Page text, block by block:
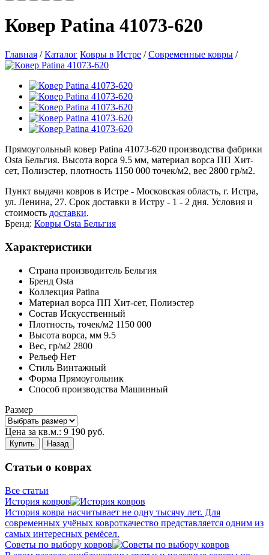
Ковер Patina 41073-620
Главная / Каталог Ковры в Истре / Современные ковры /
Прямоугольный ковер Patina 41073-620 производства фабрики
Osta Бельгия. Высота ворса 9.5 мм, материал ворса ПП Хит-
сет, Полиэстер, плотность 1150 000 точек/м2, вес 2800 гр/м2.
Пункт выдачи ковров в Истре - Московская область, г. Истра,
ул. Ленина, 27. Срок доставки в Истру - 1 - 2 дня. Условия и
стоимость доставки.
Бренд: Ковры Osta Бельгия
Характеристики
Страна производитель Бельгия
Бренд Osta
Коллекция Patina
Материал ворса ПП Хит-сет, Полиэстер
Состав Искусственный
Плотность, точек/м2 1150 000
Высота ворса, мм 9.5
Вес, гр/м2 2800
Рельеф Нет
Стиль Винтажный
Форма Прямоугольник
Способ производства Машинный
Размер
Цена за кв.м.: 9 190 руб.
Купить Назад
Статьи о коврах
Все статьи
История ковров
История ковра насчитывает не одну тысячу лет. Для
современных учёных ковроткачество представляется одним из
самых интересных ремёсел.
Советы по выбору ковров